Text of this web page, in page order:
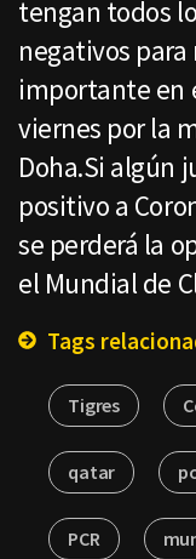
tengan todos
negativos
importante en
viernes por la
Doha.Si algún
positivo a
se perderá la
el Mundial de
Tags
Tigres
qatar
PCR